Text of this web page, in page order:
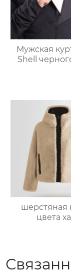
Мужская
Shell
шерстяная
цвета